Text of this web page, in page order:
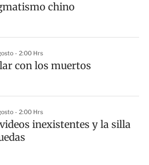
chino
- 2:00 Hrs
con los muertos
- 2:00 Hrs
inexistentes y la silla